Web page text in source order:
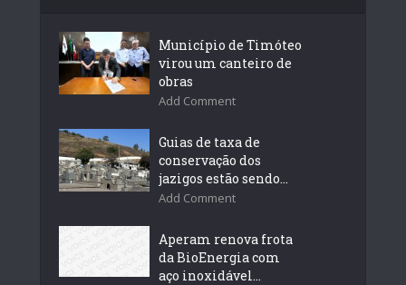
Município de Timóteo
virou um canteiro de
obras
Add Comment
Guias de taxa de
conservação dos
jazigos estão sendo...
Add Comment
Aperam renova frota
da BioEnergia com
aço inoxidável...